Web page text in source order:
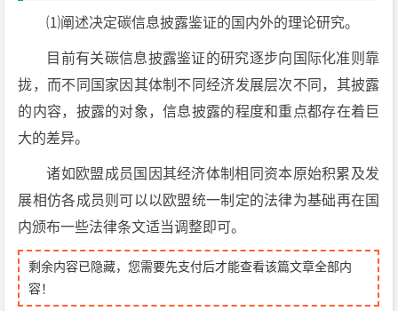
⑴阐述决定碳信息披露鉴证的国内外的理论研究。
目前有关碳信息披露鉴证的研究逐步向国际化准则靠
拢，而不同国家因其体制不同经济发展层次不同，其披露
的内容，披露的对象，信息披露的程度和重点都存在着巨
大的差异。
诸如欧盟成员国因其经济体制相同资本原始积累及发
展相仿各成员则可以以欧盟统一制定的法律为基础再在国
内颁布一些法律条文适当调整即可。
剩余内容已隐藏，您需要先支付后才能查看该篇文章全部内
容！